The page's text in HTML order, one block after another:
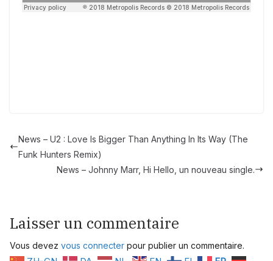
News – U2 : Love Is Bigger Than Anything In Its Way (The
Funk Hunters Remix)
News – Johnny Marr, Hi Hello, un nouveau single.
Laisser un commentaire
Vous devez vous connecter pour publier un commentaire.